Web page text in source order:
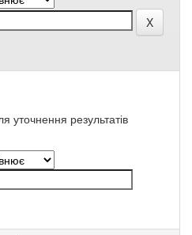
уточнення результатів